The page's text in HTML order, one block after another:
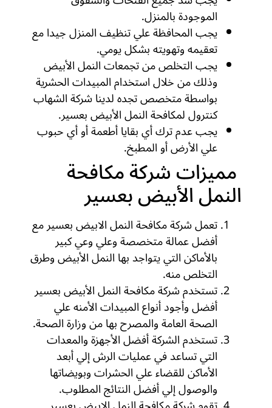
الموجودة بالمنزل.
يجب المحافظة علي تنظيف المنزل جيدا مع
تعقيمه وتهويته بشكل يومي.
يجب التخلص من تجمعات النمل الأبيض
وذلك من خلال استخدام المبيدات الحشرية
بواسطة متخصص تجده لدينا شركة الشهاب
كنترول لمكافحة النمل الأبيض بعسير.
يجب عدم ترك أي بقايا أطعمة أو أي حبوب
علي الأرض أو المطبخ.
مميزات شركة مكافحة
النمل الأبيض بعسير
تعمل شركة مكافحة النمل الابيض بعسير مع
أفضل عمالة متخصصة وعلي وعي كبير
بالأماكن التي يتواجد بها النمل الأبيض وطرق
التخلص منه.
تستخدم شركة مكافحة النمل الأبيض بعسير
أفضل وأجود أنواع المبيدات الأمنه علي
الصحة العامة والمصرح بها من وزارة الصحة.
تستخدم الشركة أفضل الأجهزة والمعدات
التي تساعد في عمليات الرش إلي أبعد
الأماكن للقضاء علي الحشرات وبويضاتها
والوصول إلي أفضل النتائج المطلوب.